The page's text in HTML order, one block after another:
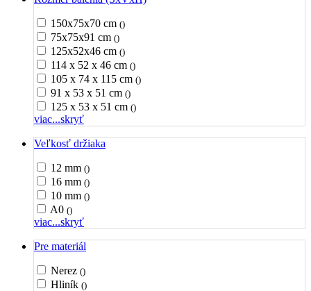
150x75x70 cm ()
75x75x91 cm ()
125x52x46 cm ()
114 x 52 x 46 cm ()
105 x 74 x 115 cm ()
91 x 53 x 51 cm ()
125 x 53 x 51 cm ()
viac...skryť
Veľkosť držiaka
12 mm ()
16 mm ()
10 mm ()
A0 ()
viac...skryť
Pre materiál
Nerez ()
Hliník ()